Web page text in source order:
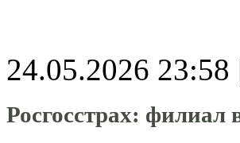
24.05.2026 23:58
Росгосстрах: филиал